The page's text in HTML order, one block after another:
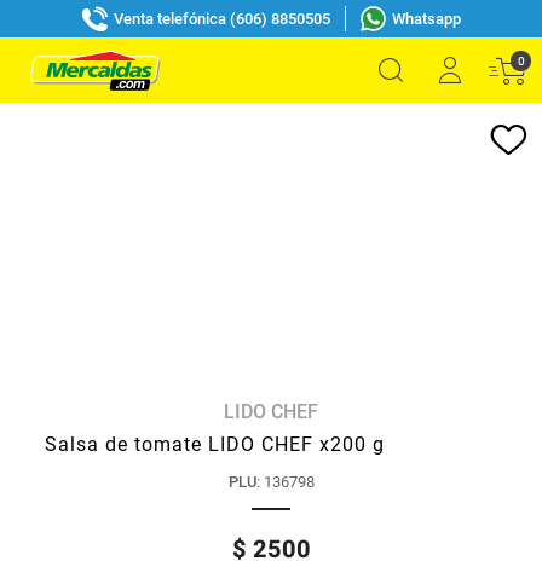
Venta telefónica (606) 8850505 Whatsapp
0
LIDO CHEF
Salsa de tomate LIDO CHEF x200 g
PLU: 136798
$ 2500